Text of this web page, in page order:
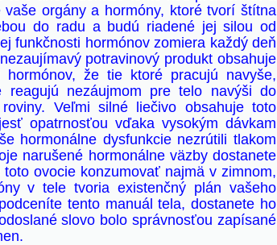
orgány a hormóny, ktoré tvorí štítna
do radu a budú riadené jej silou od
funkčnosti hormónov zomiera každý deň
potravinový produkt obsahuje
že tie ktoré pracujú navyše,
nezáujmom pre telo navýši do
Veľmi silné liečivo obsahuje toto
opatrnosťou vďaka vysokým dávkam
hormonálne dysfunkcie nezrútili tlakom
narušené hormonálne väzby dostanete
ovocie konzumovať najmä v zimnom,
v tele tvoria existenčný plán vašeho
tento manuál tela, dostanete ho
slovo bolo správnosťou zapísané